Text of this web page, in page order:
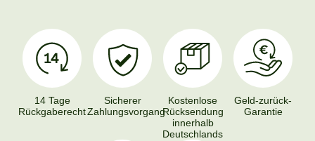
14 Tage
Rückgaberecht
Sicherer
Zahlungsvorgang
Kostenlose
Rücksendung
innerhalb
Deutschlands
Geld-zurück-
Garantie